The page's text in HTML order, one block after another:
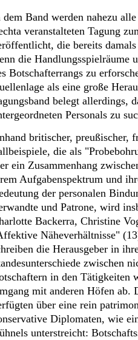
dem Band werden nahezu
veranstalteten Tagung
die bereits
die Handlungsspielräume
Botschafterrangs zu
als eine große
belegt allerdings,
Personals zu
britischer, preußischer,
die als
ein Zusammenhang
Aufgabenspektrum und
der personalen
und Patrone, wird
Backerra, Christine
Näheverhältnisse"
die Herausgeber in
zwischen
in den Tätigkeiten
mit anderen Höfen ab.
über eine rein
Diplomaten, wie
unterstreicht: